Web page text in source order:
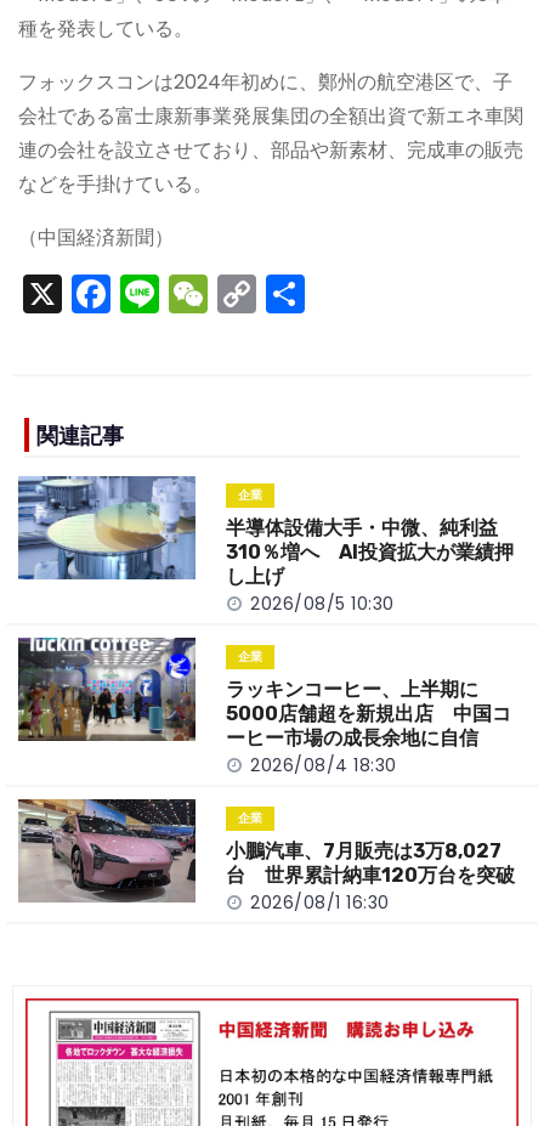
種を発表している。
フォックスコンは2024年初めに、鄭州の航空港区で、子
会社である富士康新事業発展集団の全額出資で新エネ車関
連の会社を設立させており、部品や新素材、完成車の販売
などを手掛けている。
（中国経済新聞）
X F
a
e
b
o
o
k
Li
n
W
e
C
o
n
k
関連記事
企業
半導体設備大手・中微、純利益
310％増へ AI投資拡大が業績押
し上げ
2026/08/5 10:30
企業
ラッキンコーヒー、上半期に
5000店舗超を新規出店 中国コ
ーヒー市場の成長余地に自信
2026/08/4 18:30
企業
小鵬汽車、7月販売は3万8,027
台 世界累計納車120万台を突破
2026/08/1 16:30